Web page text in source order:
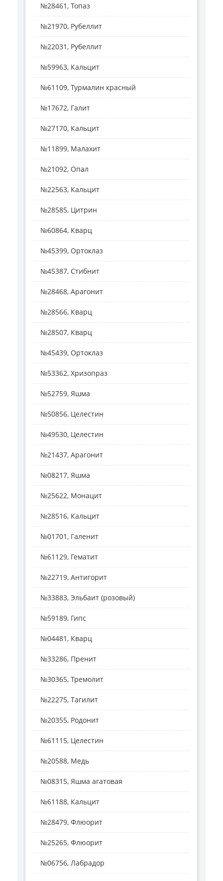
№28461, Топаз
№21970, Рубеллит
№22031, Рубеллит
№59963, Кальцит
№61109, Турмалин красный
№17672, Галит
№27170, Кальцит
№11899, Малахит
№21092, Опал
№22563, Кальцит
№28585, Цитрин
№60864, Кварц
№45399, Ортоклаз
№45387, Стибнит
№28468, Арагонит
№28566, Кварц
№28507, Кварц
№45439, Ортоклаз
№53362, Хризопраз
№52759, Яшма
№50856, Целестин
№49530, Целестин
№21437, Арагонит
№08217, Яшма
№25622, Монацит
№28516, Кальцит
№01701, Галенит
№61129, Гематит
№22719, Антигорит
№33883, Эльбаит (розовый)
№59189, Гипс
№04481, Кварц
№33286, Пренит
№30365, Тремолит
№22275, Тагилит
№20355, Родонит
№61115, Целестин
№20588, Медь
№08315, Яшма агатовая
№61188, Кальцит
№28479, Флюорит
№25265, Флюорит
№06756, Лабрадор